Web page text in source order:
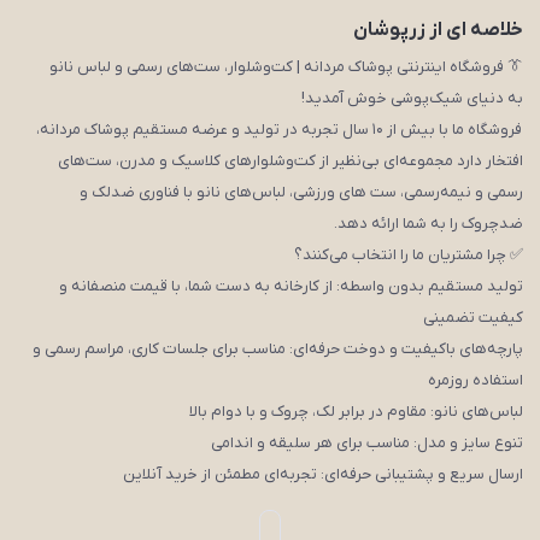
خلاصه ای از زرپوشان
👔 فروشگاه اینترنتی پوشاک مردانه | کت‌وشلوار، ست‌های رسمی و لباس نانو
به دنیای شیک‌پوشی خوش آمدید!
فروشگاه ما با بیش از ۱۰ سال تجربه در تولید و عرضه مستقیم پوشاک مردانه،
افتخار دارد مجموعه‌ای بی‌نظیر از کت‌وشلوارهای کلاسیک و مدرن، ست‌های
رسمی و نیمه‌رسمی، ست های ورزشی، لباس‌های نانو با فناوری ضدلک و
ضدچروک را به شما ارائه دهد.
✅ چرا مشتریان ما را انتخاب می‌کنند؟
تولید مستقیم بدون واسطه: از کارخانه به دست شما، با قیمت منصفانه و
کیفیت تضمینی
پارچه‌های باکیفیت و دوخت حرفه‌ای: مناسب برای جلسات کاری، مراسم رسمی و
استفاده روزمره
لباس‌های نانو: مقاوم در برابر لک، چروک و با دوام بالا
تنوع سایز و مدل: مناسب برای هر سلیقه و اندامی
ارسال سریع و پشتیبانی حرفه‌ای: تجربه‌ای مطمئن از خرید آنلاین